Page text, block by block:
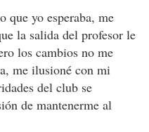
que yo esperaba, me
la salida del profesor le
los cambios no me
me ilusioné con mi
del club se
de mantenerme al